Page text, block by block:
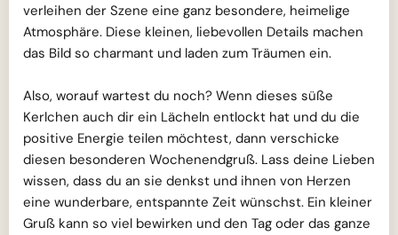
verleihen der Szene eine ganz besondere, heimelige
Atmosphäre. Diese kleinen, liebevollen Details machen
das Bild so charmant und laden zum Träumen ein.
Also, worauf wartest du noch? Wenn dieses süße
Kerlchen auch dir ein Lächeln entlockt hat und du die
positive Energie teilen möchtest, dann verschicke
diesen besonderen Wochenendgruß. Lass deine Lieben
wissen, dass du an sie denkst und ihnen von Herzen
eine wunderbare, entspannte Zeit wünschst. Ein kleiner
Gruß kann so viel bewirken und den Tag oder das ganze